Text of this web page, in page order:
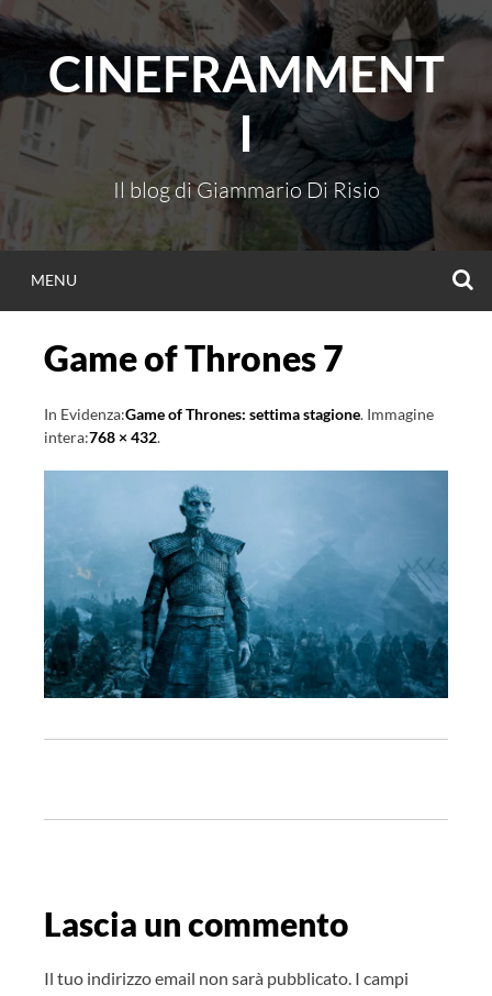
Vai
contenutoCINEFRAMMENT
I
Il blog di Giammario Di Risio
MENU
Game of Thrones 7
In Evidenza:Game of Thrones: settima stagione. Immagine
intera:768 × 432.
a
g
a
z
Lascia un commento
Il tuo indirizzo email non sarà pubblicato. I campi